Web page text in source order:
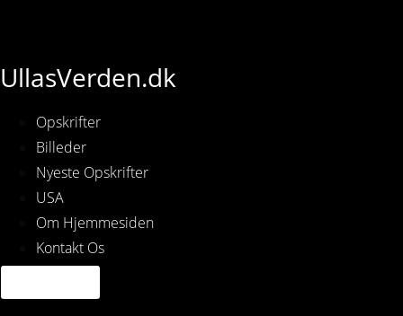
UllasVerden.dk
Opskrifter
Billeder
Nyeste Opskrifter
USA
Om Hjemmesiden
Kontakt Os